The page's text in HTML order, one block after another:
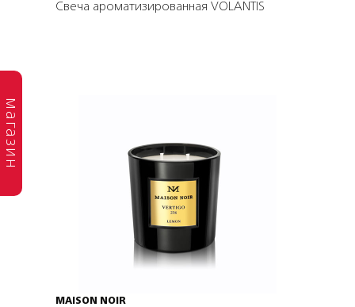
магазин
Свеча ароматизированная VOLANTIS
В корзину
MAISON NOIR